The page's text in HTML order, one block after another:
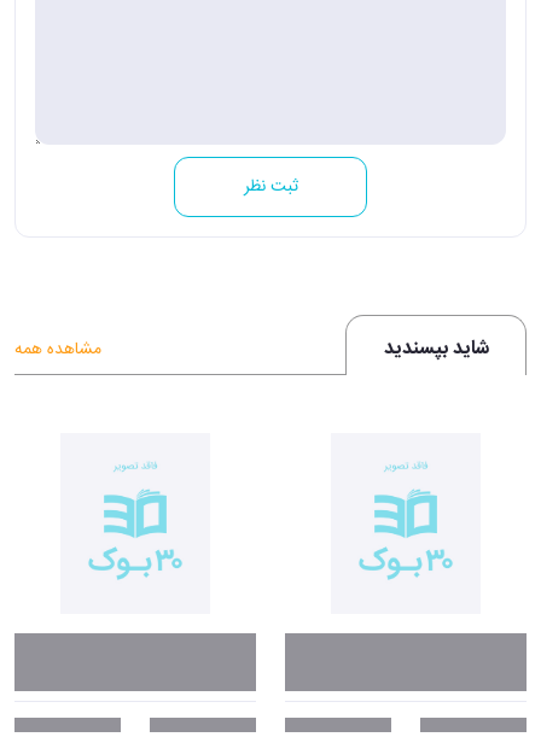
ثبت نظر
شاید بپسندید مشاهده همه